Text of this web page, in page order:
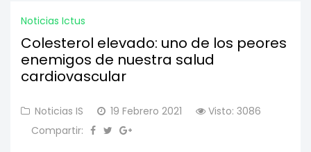
Noticias Ictus
Colesterol elevado: uno de los peores
enemigos de nuestra salud
cardiovascular
Noticias IS 19 Febrero 2021
Visto: 3086
Compartir: